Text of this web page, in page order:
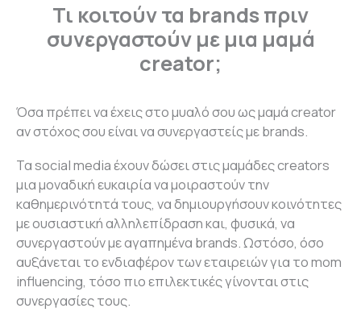
Τι κοιτούν τα brands πριν
συνεργαστούν με μια μαμά
creator;
Όσα πρέπει να έχεις στο μυαλό σου ως μαμά creator
αν στόχος σου είναι να συνεργαστείς με brands.
Τα social media έχουν δώσει στις μαμάδες creators
μια μοναδική ευκαιρία να μοιραστούν την
καθημερινότητά τους, να δημιουργήσουν κοινότητες
με ουσιαστική αλληλεπίδραση και, φυσικά, να
συνεργαστούν με αγαπημένα brands. Ωστόσο, όσο
αυξάνεται το ενδιαφέρον των εταιρειών για το mom
influencing, τόσο πιο επιλεκτικές γίνονται στις
συνεργασίες τους.